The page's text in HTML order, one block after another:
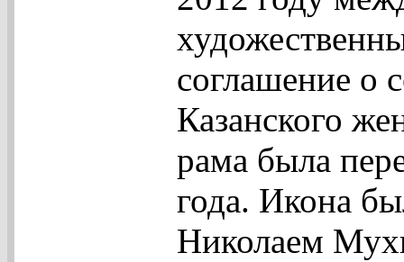
соглашение о
Казанского
рама была
года. Икона
Николаем